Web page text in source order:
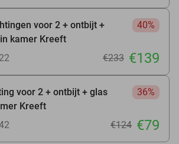
voor 2 + ontbijt +
kamer Kreeft
40%
€233 €139
voor 2 + ontbijt + glas
Kreeft
36%
€124 €79